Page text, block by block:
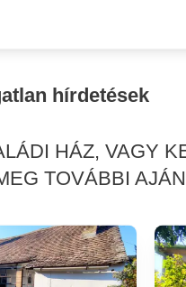
hírdetések
HÁZ, VAGY
TOVÁBBI